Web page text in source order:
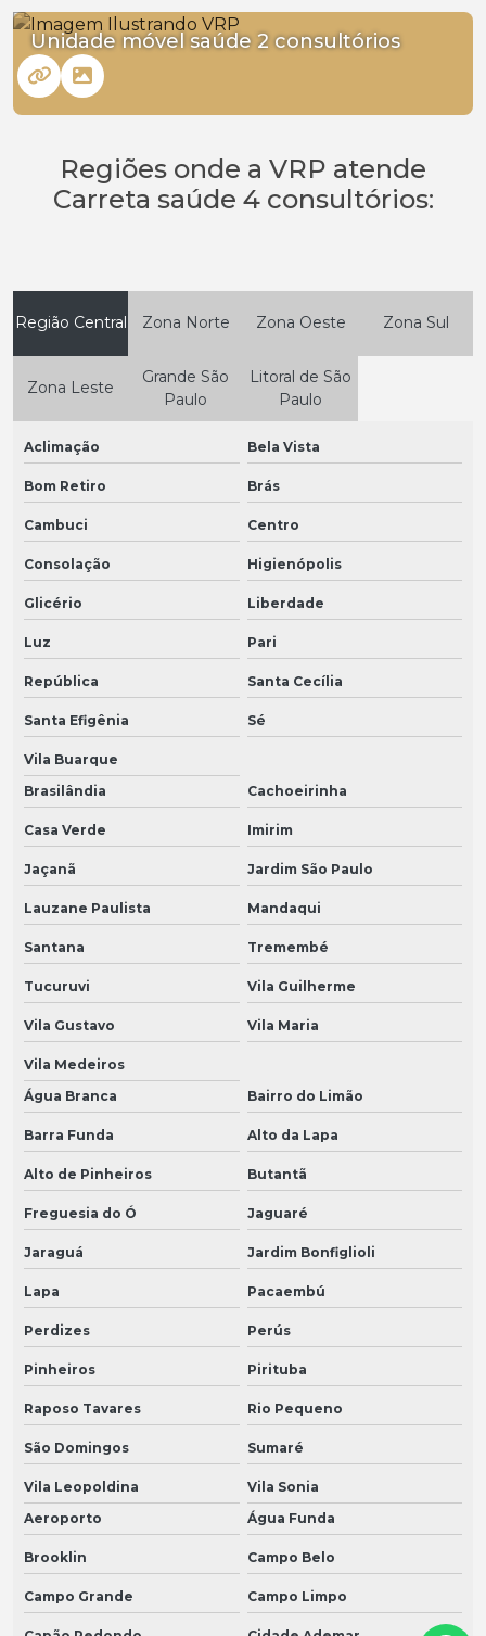
Unidade móvel saúde 2 consultórios
Regiões onde a VRP atende
Carreta saúde 4 consultórios:
Região Central Zona Norte Zona Oeste Zona Sul
Zona Leste
Grande São
Paulo
Litoral de São
Paulo
Aclimação Bela Vista
Bom Retiro Brás
Cambuci Centro
Consolação Higienópolis
Glicério Liberdade
Luz Pari
República Santa Cecília
Santa Efigênia Sé
Vila Buarque
Brasilândia
Cachoeirinha
Casa Verde Imirim
Jaçanã Jardim São Paulo
Lauzane Paulista Mandaqui
Santana Tremembé
Tucuruvi Vila Guilherme
Vila Gustavo Vila Maria
Vila Medeiros
Água Branca
Bairro do Limão
Barra Funda Alto da Lapa
Alto de Pinheiros Butantã
Freguesia do Ó Jaguaré
Jaraguá Jardim Bonfiglioli
Lapa Pacaembú
Perdizes Perús
Pinheiros Pirituba
Raposo Tavares Rio Pequeno
São Domingos Sumaré
Vila Leopoldina
Vila Sonia
Aeroporto
Água Funda
Brooklin Campo Belo
Campo Grande Campo Limpo